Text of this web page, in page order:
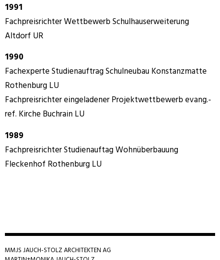
1991
Fachpreisrichter Wettbewerb Schulhauserweiterung
Altdorf UR
1990
Fachexperte Studienauftrag Schulneubau Konstanzmatte
Rothenburg LU
Fachpreisrichter eingeladener Projektwettbewerb evang.-
ref. Kirche Buchrain LU
1989
Fachpreisrichter Studienauftag Wohnüberbauung
Fleckenhof Rothenburg LU
MMJS JAUCH-STOLZ ARCHITEKTEN AG